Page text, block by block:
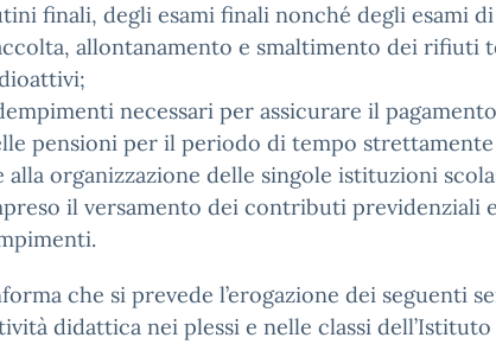
finali, degli esami finali nonché degli esami
allontanamento e smaltimento dei rifiuti
necessari per assicurare il
pensioni per il periodo di tempo
alla organizzazione delle singole istituzioni
il versamento dei contributi previdenziali
che si prevede l’erogazione dei seguenti
didattica nei plessi e nelle classi